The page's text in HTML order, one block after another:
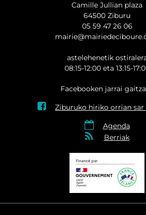
Camille Jullian plaza
64500 Ziburu
05 59 47 26 06
astelehenetik
08:15-12:00 eta 13:15-
Facebooken jarrai
 Ziburuko hiriko orrian sar
 Agenda
 Berriak